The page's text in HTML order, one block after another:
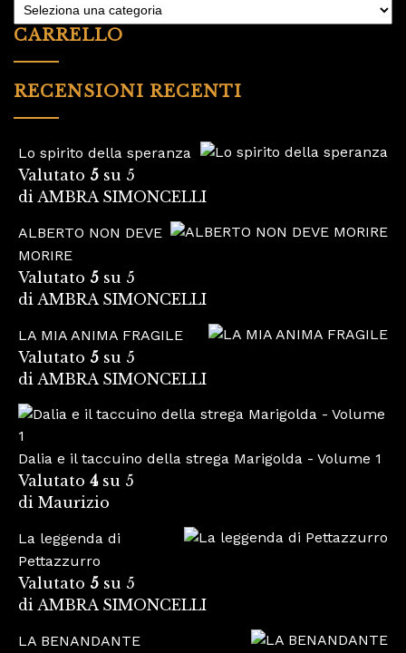
CARRELLO
RECENSIONI RECENTI
Lo spirito della speranza
Valutato 5 su 5
di AMBRA SIMONCELLI
ALBERTO NON DEVE
MORIRE
Valutato 5 su 5
di AMBRA SIMONCELLI
LA MIA ANIMA FRAGILE
Valutato 5 su 5
di AMBRA SIMONCELLI
Dalia e il taccuino della strega Marigolda - Volume 1
Valutato 4su 5
di Maurizio
La leggenda di
Pettazzurro
Valutato 5 su 5
di AMBRA SIMONCELLI
LA BENANDANTE